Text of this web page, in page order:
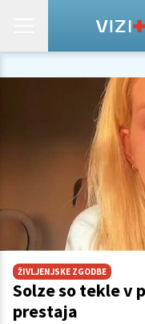
ŽIVLJENJSKE ZGODBE
Solze so tekle v
prestaja